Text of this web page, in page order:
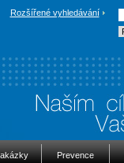
Rozšířené vyhledávání
Prevence